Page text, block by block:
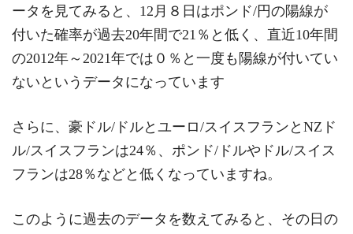
ータを見てみると、12月８日はポンド/円の陽線が
付いた確率が過去20年間で21％と低く、直近10年間
の2012年～2021年では０％と一度も陽線が付いてい
ないというデータになっています
さらに、豪ドル/ドルとユーロ/スイスフランとNZド
ル/スイスフランは24％、ポンド/ドルやドル/スイス
フランは28％などと低くなっていますね。
このように過去のデータを数えてみると、その日の